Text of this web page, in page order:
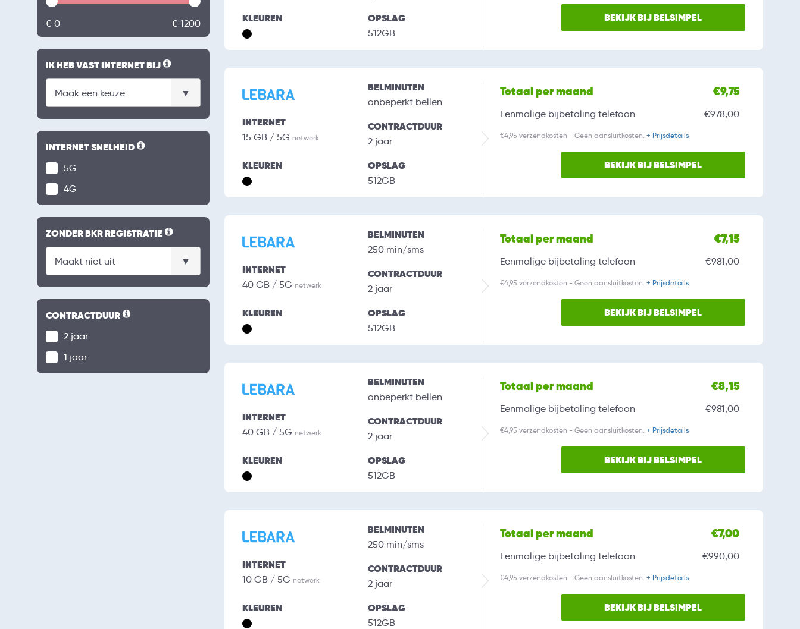
€ 0 € 1200
IK HEB VAST INTERNET BIJ
INTERNET SNELHEID
5G
4G
ZONDER BKR REGISTRATIE
CONTRACTDUUR
2 jaar
1 jaar
KLEUREN OPSLAG
512GB
BEKIJK BIJ BELSIMPEL
INTERNET
15 GB / 5G netwerk
BELMINUTEN
onbeperkt bellen
CONTRACTDUUR
2 jaar
KLEUREN OPSLAG
512GB
Totaal per maand €9,75
Eenmalige bijbetaling telefoon €978,00
€4,95 verzendkosten - Geen aansluitkosten. + Prijsdetails
BEKIJK BIJ BELSIMPEL
INTERNET
40 GB / 5G netwerk
BELMINUTEN
250 min/sms
CONTRACTDUUR
2 jaar
KLEUREN OPSLAG
512GB
Totaal per maand €7,15
Eenmalige bijbetaling telefoon €981,00
€4,95 verzendkosten - Geen aansluitkosten. + Prijsdetails
BEKIJK BIJ BELSIMPEL
INTERNET
40 GB / 5G netwerk
BELMINUTEN
onbeperkt bellen
CONTRACTDUUR
2 jaar
KLEUREN OPSLAG
512GB
Totaal per maand €8,15
Eenmalige bijbetaling telefoon €981,00
€4,95 verzendkosten - Geen aansluitkosten. + Prijsdetails
BEKIJK BIJ BELSIMPEL
INTERNET
10 GB / 5G netwerk
BELMINUTEN
250 min/sms
CONTRACTDUUR
2 jaar
KLEUREN OPSLAG
512GB
Totaal per maand €7,00
Eenmalige bijbetaling telefoon €990,00
€4,95 verzendkosten - Geen aansluitkosten. + Prijsdetails
BEKIJK BIJ BELSIMPEL